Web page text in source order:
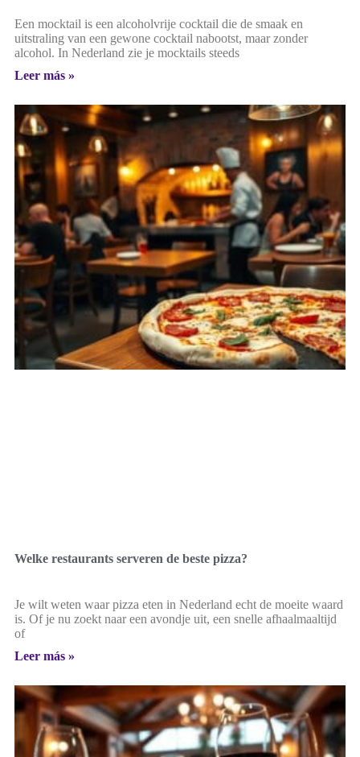
Een mocktail is een alcoholvrije cocktail die de smaak en
uitstraling van een gewone cocktail nabootst, maar zonder
alcohol. In Nederland zie je mocktails steeds
Leer más »
Welke restaurants serveren de beste pizza?
Je wilt weten waar pizza eten in Nederland echt de moeite waard
is. Of je nu zoekt naar een avondje uit, een snelle afhaalmaaltijd
of
Leer más »